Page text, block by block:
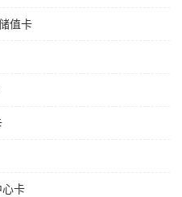
值卡
心卡